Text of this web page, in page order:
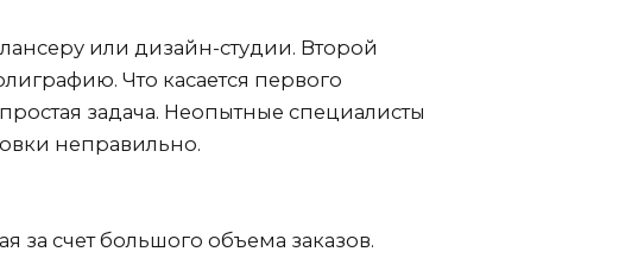
или дизайн-студии. Второй
Что касается первого
задача. Неопытные специалисты
неправильно.
за счет большого объема заказов.